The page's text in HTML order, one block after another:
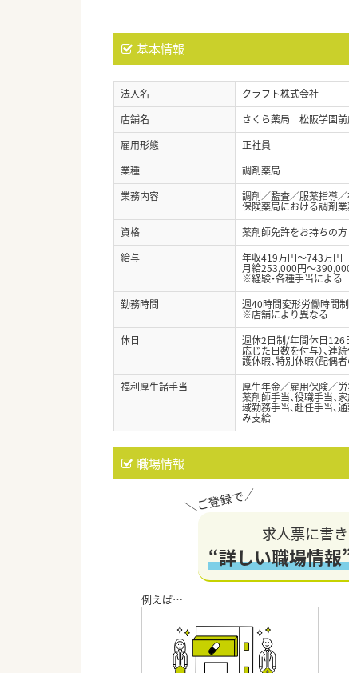
基本情報
法人名
クラフト株式会社
店舗名
さくら薬局 松阪学園
雇用形態
正社員
業種
調剤薬局
業務内容
調剤／監査／服薬指導／
保険薬局における調剤
資格
薬剤師免許をお持ちの方
給与
年収419万円～743万円
月給253,000円～
※経験・各種手当による
勤務時間
週40時間変形労働時間制
※店舗により異なる
休日
週休2日制/年間休日126
応じた日数を付与）、連
護休暇、特別休暇（配偶
福利厚生諸手当
厚生年金／雇用保険／
薬剤師手当、役職手当、
域勤務手当、赴任手当、
み支給
職場情報
求人票に書
“詳しい職場情報